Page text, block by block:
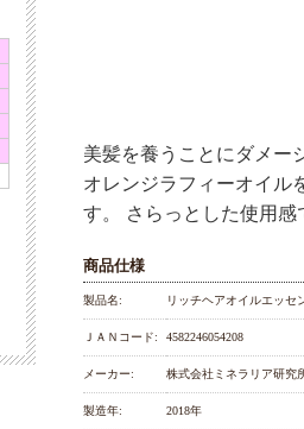
美髪を養うことにダメー
オレンジラフィーオイル
す。 さらっとした使用感
商品仕様
製品名: リッチヘアオイルエッセ
ＪＡＮコード: 4582246054208
メーカー: 株式会社ミネラリア研究
製造年: 2018年